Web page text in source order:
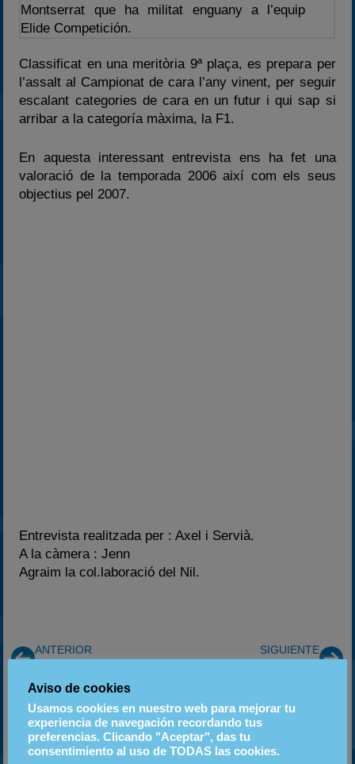
Estadísticas
Montserrat que ha militat enguany a l’equip
Elide Competición.
Classificat en una meritòria 9ª plaça, es prepara per
l’assalt al Campionat de cara l’any vinent, per seguir
escalant categories de cara en un futur i qui sap si
arribar a la categoría màxima, la F1.
En aquesta interessant entrevista ens ha fet una
valoració de la temporada 2006 així com els seus
objectius pel 2007.
Entrevista realitzada per : Axel i Servià.
A la càmera : Jenn
Agraim la col.laboració del Nil.
ANTERIOR SIGUIENTE
Instagram
Aviso de cookies
Usamos cookies en nuestro web para mejorar tu
experiencia de navegación recordando tus
preferencias. Clicando "Aceptar", das tu
consentimiento al uso de TODAS las cookies.